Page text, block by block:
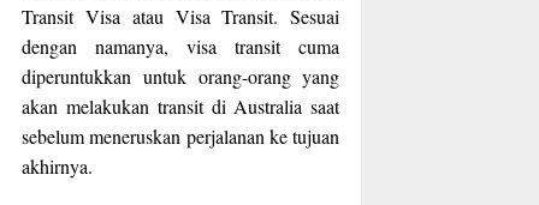
Transit Visa atau Visa Transit. Sesuai
dengan namanya, visa transit cuma
diperuntukkan untuk orang-orang yang
akan melakukan transit di Australia saat
sebelum meneruskan perjalanan ke tujuan
akhirnya.